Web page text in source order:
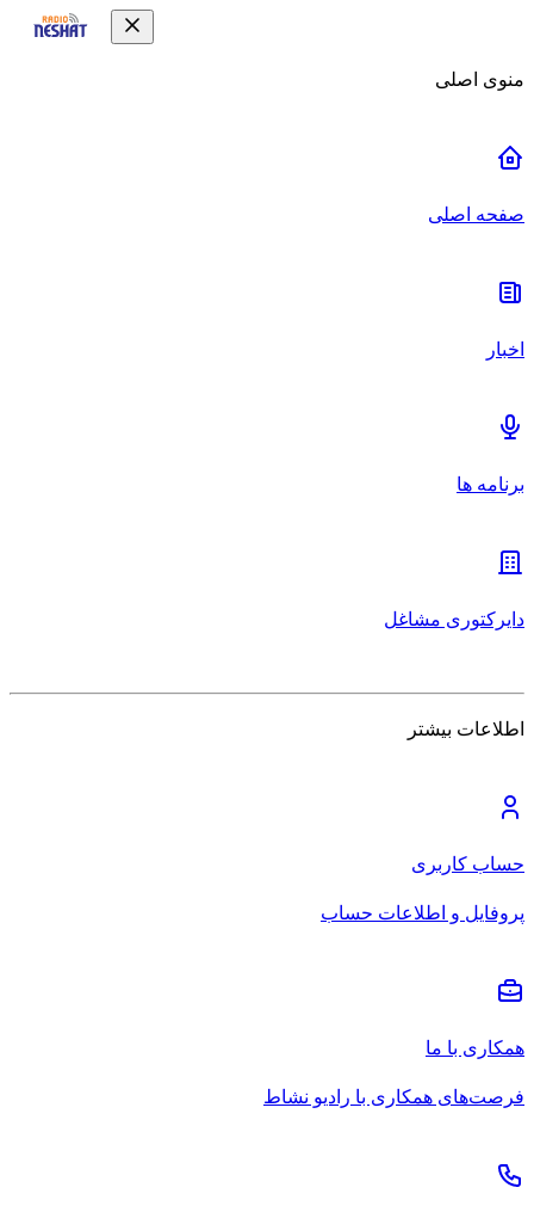
منوی اصلی
صفحه اصلی
اخبار
برنامه ها
دایرکتوری مشاغل
اطلاعات بیشتر
حساب کاربری
پروفایل و اطلاعات حساب
همکاری با ما
فرصت‌های همکاری با رادیو نشاط